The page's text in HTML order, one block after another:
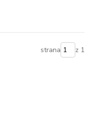
strana z 1